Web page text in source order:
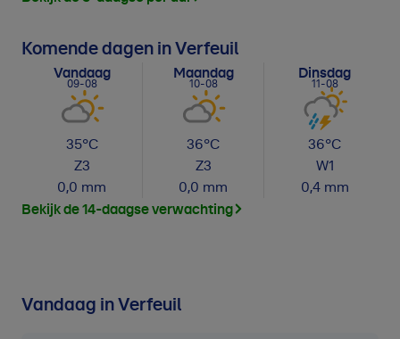
Komende dagen in Verfeuil
Vandaag
09-08
35°C
Z3
0,0 mm
Maandag
10-08
36°C
Z3
0,0 mm
Dinsdag
11-08
36°C
W1
0,4mm
Bekijk de 14-daagse verwachting
Vandaag in Verfeuil